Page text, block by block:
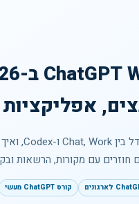
אפליקציות
חוזרים עם מקורות, הרשאות
קורס ChatGPT מעשי